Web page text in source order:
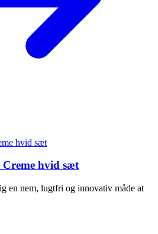
hvid sæt
en nem, lugtfri og innovativ måde at